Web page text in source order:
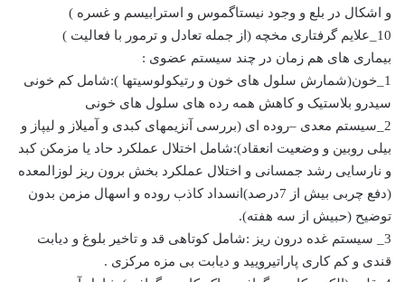
و اشکال در بلع و وجود نیستاگموس و استرابیسم و غسره )
10_علایم گرفتاری مخچه (از جمله تعادل و ترمور با فعالیت )
بیماری های هم زمان در چند سیستم عضوی :
1_خون(شمارش سلول های خون و رتیکولوسیتها ):شامل کم خونی
سیدرو بلاستیک و کاهش همه رده های سلول های خونی
2_سیستم معدی –روده ای (بررسی آنزیمهای کبدی و آمیلاز و لیپاز و
بیلی روبین و وضعیت انعقاد):شامل اختلال عملکرد حاد یا مزمکن کبد
و نارسایی رشد جمسانی و اختلال عملکرد بخش برون ریز لوزالمعده
(دفع چربی بیش از 7درصد)انسداد کاذب روده و اسهال مزمن بدون
توضیح (حبیش از سه هفته).
3_ سیستم غده درون ریز :شامل کوتاهی قد و تاخیر بلوغ و دیابت
قندی و کم کاری پاراتیرویید و دیابت بی مزه مرکزی .